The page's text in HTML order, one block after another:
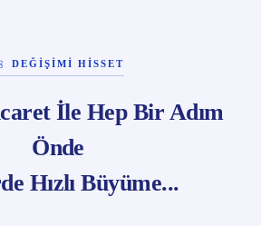
DEĞIŞIMI HISSET
İle Hep Bir Adım
Önde
Hızlı Büyüme...